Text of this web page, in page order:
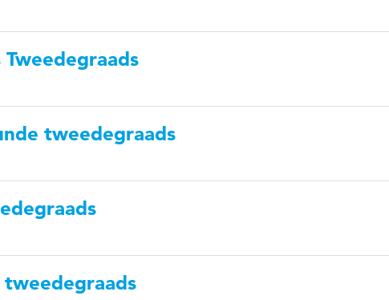
tweedegraads
tweedegraads